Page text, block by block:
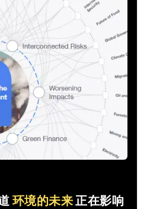
环境的未来正在影响